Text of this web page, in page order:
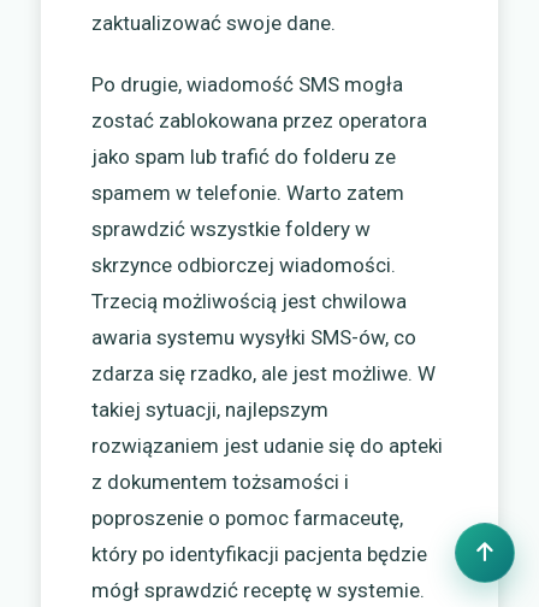
zaktualizować swoje dane.
Po drugie, wiadomość SMS mogła
zostać zablokowana przez operatora
jako spam lub trafić do folderu ze
spamem w telefonie. Warto zatem
sprawdzić wszystkie foldery w
skrzynce odbiorczej wiadomości.
Trzecią możliwością jest chwilowa
awaria systemu wysyłki SMS-ów, co
zdarza się rzadko, ale jest możliwe. W
takiej sytuacji, najlepszym
rozwiązaniem jest udanie się do apteki
z dokumentem tożsamości i
poproszenie o pomoc farmaceutę,
który po identyfikacji pacjenta będzie
mógł sprawdzić receptę w systemie.